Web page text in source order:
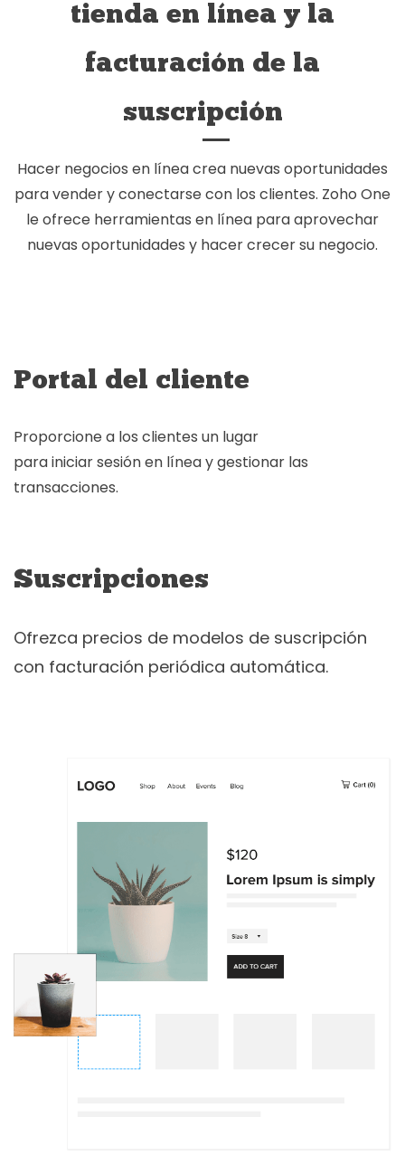
tienda en línea y la
facturación de la
suscripción
Hacer negocios en línea crea nuevas oportunidades
para vender y conectarse con los clientes. Zoho One
le ofrece herramientas en línea para aprovechar
nuevas oportunidades y hacer crecer su negocio.
Portal del cliente
Proporcione a los clientes un lugar
para iniciar sesión en línea y gestionar las
transacciones.
Suscripciones
Ofrezca precios de modelos de suscripción
con facturación periódica automática.